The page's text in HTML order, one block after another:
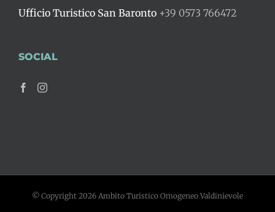
Ufficio Turistico San Baronto +39 0573 766472
SOCIAL
© Copyright 2026 Ambito Turistico Omogeneo Valdinievole